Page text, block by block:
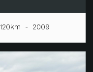
- 2009